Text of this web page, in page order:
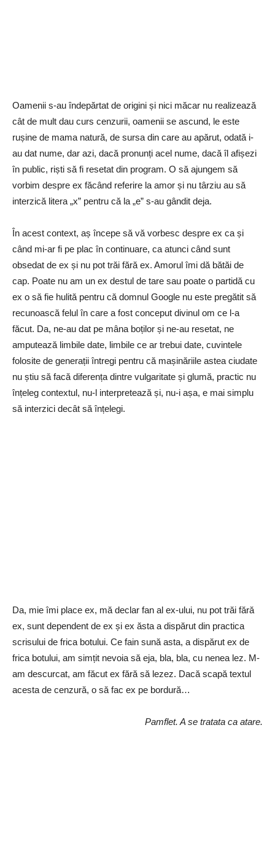
Oamenii s-au îndepărtat de origini și nici măcar nu realizează
cât de mult dau curs cenzurii, oamenii se ascund, le este
rușine de mama natură, de sursa din care au apărut, odată i-
au dat nume, dar azi, dacă pronunți acel nume, dacă îl afișezi
în public, riști să fi resetat din program. O să ajungem să
vorbim despre ex făcând referire la amor și nu târziu au să
interzică litera „x” pentru că la „e” s-au gândit deja.
În acest context, aș începe să vă vorbesc despre ex ca și
când mi-ar fi pe plac în continuare, ca atunci când sunt
obsedat de ex și nu pot trăi fără ex. Amorul îmi dă bătăi de
cap. Poate nu am un ex destul de tare sau poate o partidă cu
ex o să fie hulită pentru că domnul Google nu este pregătit să
recunoască felul în care a fost conceput divinul om ce l-a
făcut. Da, ne-au dat pe mâna boților și ne-au resetat, ne
amputează limbile date, limbile ce ar trebui date, cuvintele
folosite de generații întregi pentru că mașinăriile astea ciudate
nu știu să facă diferența dintre vulgaritate și glumă, practic nu
înțeleg contextul, nu-l interpretează și, nu-i așa, e mai simplu
să interzici decât să înțelegi.
Da, mie îmi place ex, mă declar fan al ex-ului, nu pot trăi fără
ex, sunt dependent de ex și ex ăsta a dispărut din practica
scrisului de frica botului. Ce fain sună asta, a dispărut ex de
frica botului, am simțit nevoia să eja, bla, bla, cu nenea lez. M-
am descurcat, am făcut ex fără să lezez. Dacă scapă textul
acesta de cenzură, o să fac ex pe bordură…
Pamflet. A se tratata ca atare.